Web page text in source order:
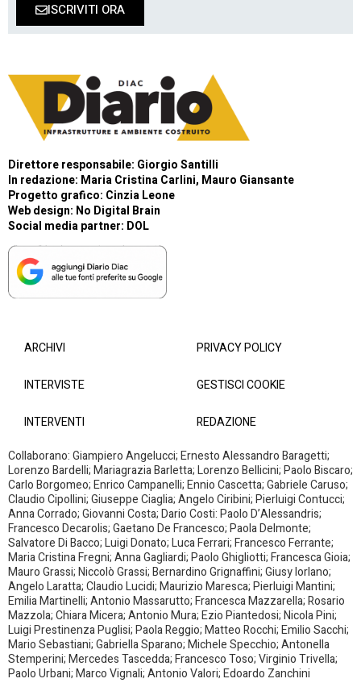
ISCRIVITI ORA
Direttore responsabile: Giorgio Santilli
In redazione: Maria Cristina Carlini, Mauro Giansante
Progetto grafico: Cinzia Leone
Web design: No Digital Brain
Social media partner: DOL
ARCHIVI
INTERVISTE
INTERVENTI
PRIVACY POLICY
GESTISCI COOKIE
REDAZIONE
Collaborano: Giampiero Angelucci; Ernesto Alessandro Baragetti;
Lorenzo Bardelli; Mariagrazia Barletta; Lorenzo Bellicini; Paolo Biscaro;
Carlo Borgomeo; Enrico Campanelli; Ennio Cascetta; Gabriele Caruso;
Claudio Cipollini; Giuseppe Ciaglia; Angelo Ciribini; Pierluigi Contucci;
Anna Corrado; Giovanni Costa; Dario Costi: Paolo D’Alessandris;
Francesco Decarolis; Gaetano De Francesco; Paola Delmonte;
Salvatore Di Bacco; Luigi Donato; Luca Ferrari; Francesco Ferrante;
Maria Cristina Fregni; Anna Gagliardi; Paolo Ghigliotti; Francesca Gioia;
Mauro Grassi; Niccolò Grassi; Bernardino Grignaffini; Giusy Iorlano;
Angelo Laratta; Claudio Lucidi; Maurizio Maresca; Pierluigi Mantini;
Emilia Martinelli; Antonio Massarutto; Francesca Mazzarella; Rosario
Mazzola; Chiara Micera; Antonio Mura; Ezio Piantedosi; Nicola Pini;
Luigi Prestinenza Puglisi; Paola Reggio; Matteo Rocchi; Emilio Sacchi;
Mario Sebastiani; Gabriella Sparano; Michele Specchio; Antonella
Stemperini; Mercedes Tascedda; Francesco Toso; Virginio Trivella;
Paolo Urbani; Marco Vignali; Antonio Valori; Edoardo Zanchini